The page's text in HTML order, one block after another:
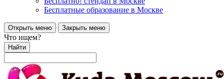
Бесплатные образование в Москве
Открыть меню Закрыть меню
Что ищем?
Найти